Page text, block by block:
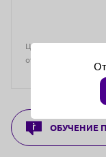
Цена
отличаться от цен в
ОБУЧЕНИЕ